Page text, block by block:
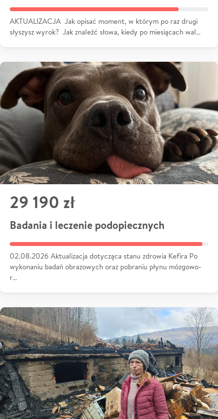
AKTUALIZACJA Jak opisać moment, w którym po raz drugi
słyszysz wyrok? Jak znaleźć słowa, kiedy po miesiącach wal…
29 190 zł
Badania i leczenie podopiecznych
02.08.2026 Aktualizacja dotycząca stanu zdrowia Kefira Po
wykonaniu badań obrazowych oraz pobraniu płynu mózgowo-
r…